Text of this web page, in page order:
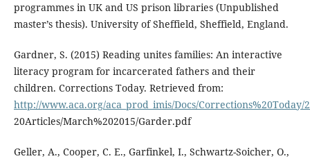
programmes in UK and US prison libraries (Unpublished
master’s thesis). University of Sheffield, Sheffield, England.
Gardner, S. (2015) Reading unites families: An interactive
literacy program for incarcerated fathers and their
children. Corrections Today. Retrieved from:
http://www.aca.org/aca_prod_imis/Docs/Corrections%20Today/
20Articles/March%202015/Garder.pdf
Geller, A., Cooper, C. E., Garfinkel, I., Schwartz-Soicher, O.,